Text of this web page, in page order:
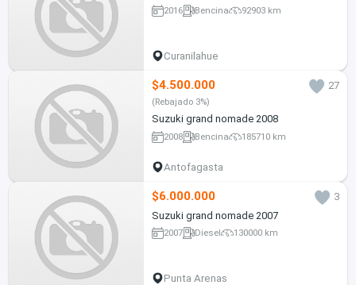
2016 Bencina 92903 km
Curanilahue
$4.500.000 27
(Rebajado 3%)
Suzuki grand nomade 2008
2008 Bencina 185710 km
Antofagasta
$6.000.000
3
Suzuki grand nomade 2007
2007 Diesel 130000 km
Punta Arenas